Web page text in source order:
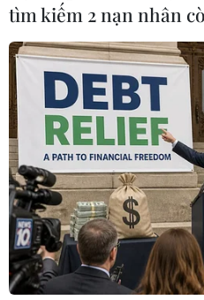
#Camera giám sát
#Bầu
#Tổng thống đắc cử Donald
tìm kiếm 2 nạn nhân